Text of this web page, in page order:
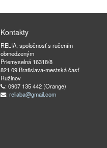
Kontakty
RELIA, spoločnosť s ručením
obmedzeným
Priemyselná 16318/8
821 09 Bratislava-mestská časť
Ružinov
: 0907 135 442 (Orange)
: reliaba@gmail.com